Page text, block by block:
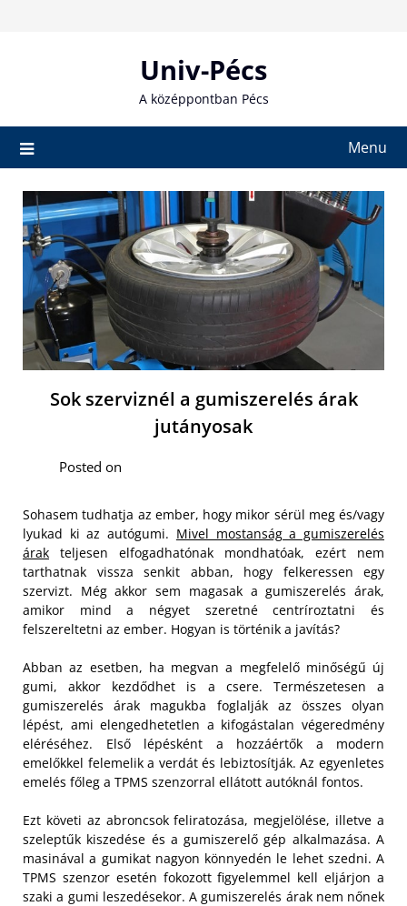
Univ-Pécs
A középpontban Pécs
Menu
Sok szerviznél a gumiszerelés árak
jutányosak
Posted on
Sohasem tudhatja az ember, hogy mikor sérül meg és/vagy
lyukad ki az autógumi. Mivel mostanság a gumiszerelés
árak teljesen elfogadhatónak mondhatóak, ezért nem
tarthatnak vissza senkit abban, hogy felkeressen egy
szervizt. Még akkor sem magasak a gumiszerelés árak,
amikor mind a négyet szeretné centríroztatni és
felszereltetni az ember. Hogyan is történik a javítás?
Abban az esetben, ha megvan a megfelelő minőségű új
gumi, akkor kezdődhet is a csere. Természetesen a
gumiszerelés árak magukba foglalják az összes olyan
lépést, ami elengedhetetlen a kifogástalan végeredmény
eléréséhez. Első lépésként a hozzáértők a modern
emelőkkel felemelik a verdát és lebiztosítják. Az egyenletes
emelés főleg a TPMS szenzorral ellátott autóknál fontos.
Ezt követi az abroncsok feliratozása, megjelölése, illetve a
szeleptűk kiszedése és a gumiszerelő gép alkalmazása. A
masinával a gumikat nagyon könnyedén le lehet szedni. A
TPMS szenzor esetén fokozott figyelemmel kell eljárjon a
szaki a gumi leszedésekor. A gumiszerelés árak nem nőnek